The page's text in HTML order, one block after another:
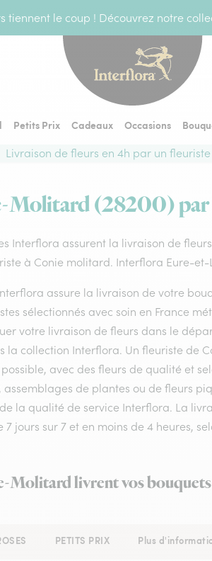
tiennent le coup ! Découvrez notre
Petits Prix Cadeaux Occasions
Livraison de fleurs en 4h par un
Molitard (28200) par
Interflora assurent la livraison de
à Conie molitard. Interflora Eure-
assure la livraison de votre
sélectionnés avec soin en France
votre livraison de fleurs dans le
la collection Interflora. Un fleuriste de
avec des fleurs de qualité et
assemblages de plantes ou de fleurs
la qualité de service Interflora. La
7 jours sur 7 et en moins de 4 heures,
Molitard livrent vos
PETITS PRIX Plus